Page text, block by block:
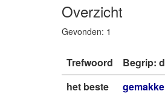
Overzicht
Gevonden: 1
Trefwoord Begrip:
het beste